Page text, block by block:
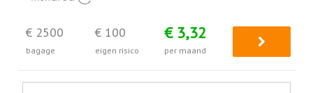
€ 2500
bagage
€ 100
eigen risico
€ 3,32
per maand